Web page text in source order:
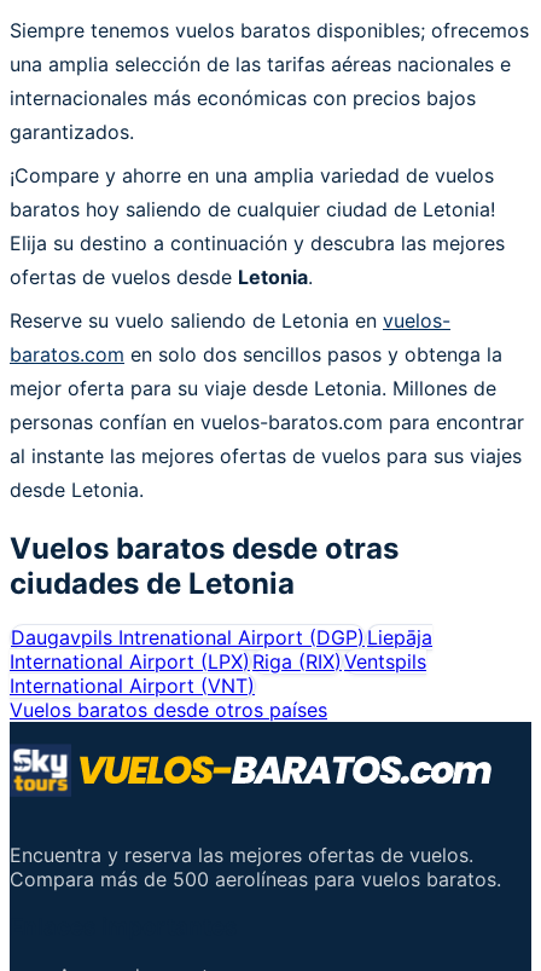
Siempre tenemos vuelos baratos disponibles; ofrecemos
una amplia selección de las tarifas aéreas nacionales e
internacionales más económicas con precios bajos
garantizados.
¡Compare y ahorre en una amplia variedad de vuelos
baratos hoy saliendo de cualquier ciudad de Letonia!
Elija su destino a continuación y descubra las mejores
ofertas de vuelos desde Letonia.
Reserve su vuelo saliendo de Letonia en vuelos-
baratos.com en solo dos sencillos pasos y obtenga la
mejor oferta para su viaje desde Letonia. Millones de
personas confían en vuelos-baratos.com para encontrar
al instante las mejores ofertas de vuelos para sus viajes
desde Letonia.
Vuelos baratos desde otras
ciudades de Letonia
Daugavpils Intrenational Airport (DGP)Liepāja
International Airport (LPX)Riga (RIX) Ventspils
International Airport (VNT)
Vuelos baratos desde otros países
Encuentra y reserva las mejores ofertas de vuelos.
Compara más de 500 aerolíneas para vuelos baratos.